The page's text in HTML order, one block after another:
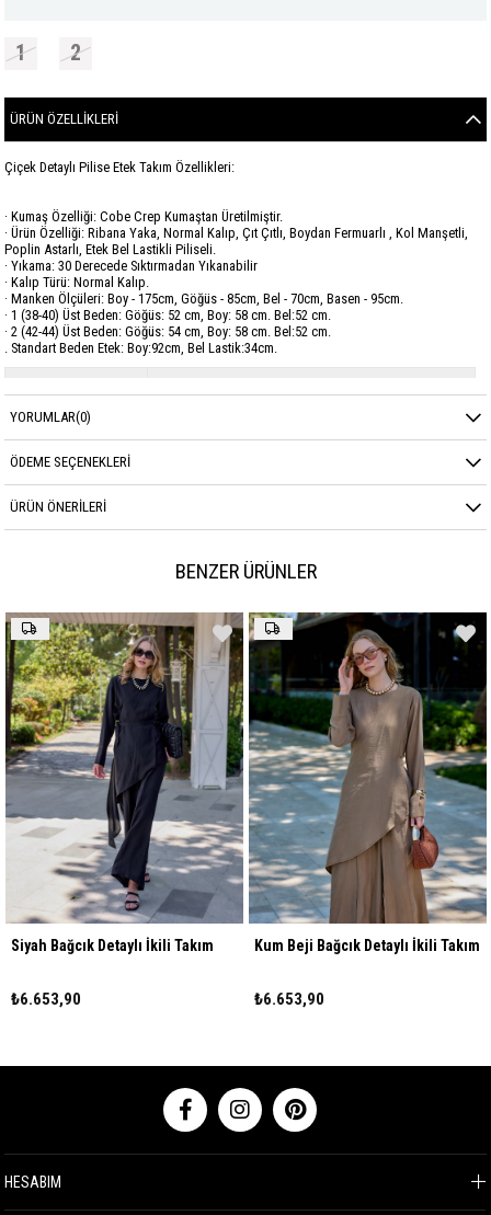
1 2
ÜRÜN ÖZELLIKLERI
Çiçek Detaylı Pilise Etek Takım Özellikleri:
· Kumaş Özelliği: Cobe Crep Kumaştan Üretilmiştir.
· Ürün Özelliği: Ribana Yaka, Normal Kalıp, Çıt Çıtlı, Boydan Fermuarlı , Kol Manşetli,
Poplin Astarlı, Etek Bel Lastikli Piliseli.
· Yıkama: 30 Derecede Sıktırmadan Yıkanabilir
· Kalıp Türü: Normal Kalıp.
· Manken Ölçüleri: Boy - 175cm, Göğüs - 85cm, Bel - 70cm, Basen - 95cm.
· 1 (38-40) Üst Beden: Göğüs: 52 cm, Boy: 58 cm. Bel:52 cm.
· 2 (42-44) Üst Beden: Göğüs: 54 cm, Boy: 58 cm. Bel:52 cm.
. Standart Beden Etek: Boy:92cm, Bel Lastik:34cm.
Sezon
Kumaş Cinsi
YORUMLAR(0)
ÖDEME SEÇENEKLERI
ÜRÜN ÖNERILERI
BENZER ÜRÜNLER
Bağcık Detaylı İkili Takım Kum Beji Bağcık Detaylı İkili Takım
₺6.653,90
HESABIM